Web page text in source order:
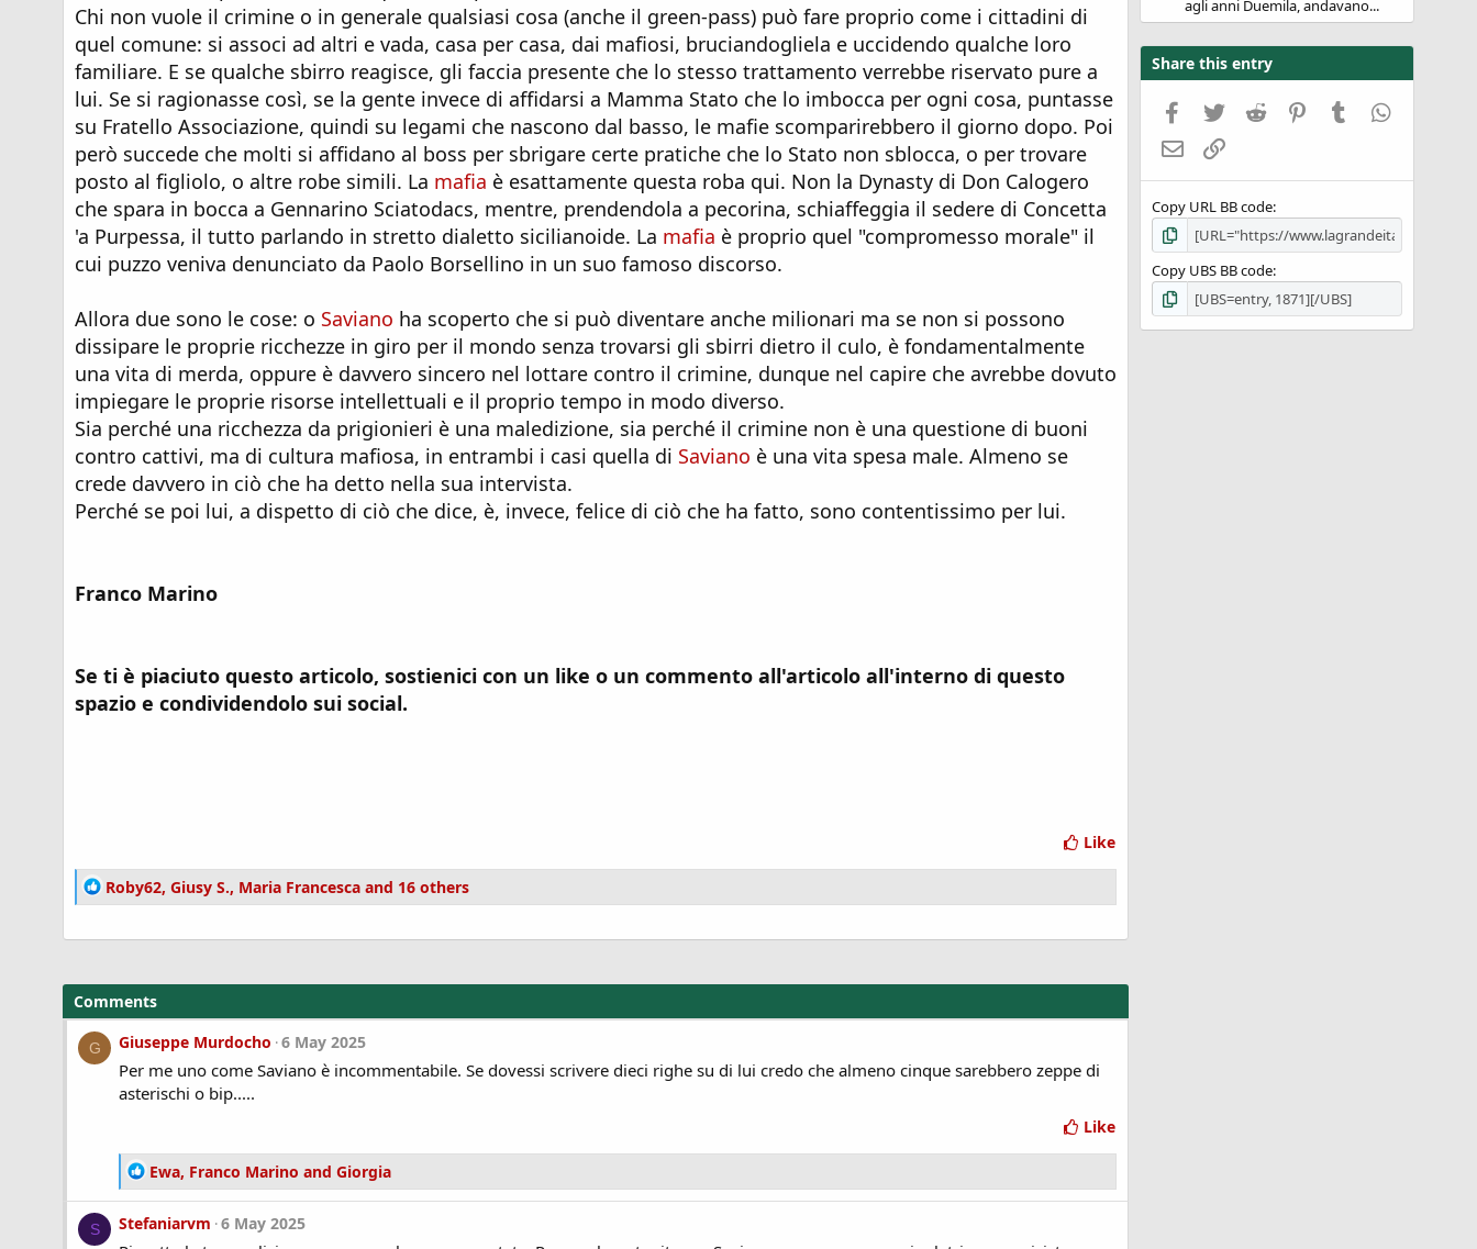
Chi non vuole il crimine o in generale qualsiasi cosa (anche il green-pass) può fare proprio come i cittadini di
quel comune: si associ ad altri e vada, casa per casa, dai mafiosi, bruciandogliela e uccidendo qualche loro
familiare. E se qualche sbirro reagisce, gli faccia presente che lo stesso trattamento verrebbe riservato pure a
lui. Se si ragionasse così, se la gente invece di affidarsi a Mamma Stato che lo imbocca per ogni cosa, puntasse
su Fratello Associazione, quindi su legami che nascono dal basso, le mafie scomparirebbero il giorno dopo. Poi
però succede che molti si affidano al boss per sbrigare certe pratiche che lo Stato non sblocca, o per trovare
posto al figliolo, o altre robe simili. La mafia è esattamente questa roba qui. Non la Dynasty di Don Calogero
che spara in bocca a Gennarino Sciatodacs, mentre, prendendola a pecorina, schiaffeggia il sedere di Concetta
'a Purpessa, il tutto parlando in stretto dialetto sicilianoide. La mafia è proprio quel "compromesso morale" il
cui puzzo veniva denunciato da Paolo Borsellino in un suo famoso discorso.
Allora due sono le cose: o Saviano ha scoperto che si può diventare anche milionari ma se non si possono
dissipare le proprie ricchezze in giro per il mondo senza trovarsi gli sbirri dietro il culo, è fondamentalmente
una vita di merda, oppure è davvero sincero nel lottare contro il crimine, dunque nel capire che avrebbe dovuto
impiegare le proprie risorse intellettuali e il proprio tempo in modo diverso.
Sia perché una ricchezza da prigionieri è una maledizione, sia perché il crimine non è una questione di buoni
contro cattivi, ma di cultura mafiosa, in entrambi i casi quella di Saviano è una vita spesa male. Almeno se
crede davvero in ciò che ha detto nella sua intervista.
Perché se poi lui, a dispetto di ciò che dice, è, invece, felice di ciò che ha fatto, sono contentissimo per lui.
Franco Marino
Se ti è piaciuto questo articolo, sostienici con un like o un commento all'articolo all'interno di questo
spazio e condividendolo sui social.
Like
R
e
i
o
n
s
Roby62, Giusy S., Maria Francesca and 16 others
Comments
G Giuseppe Murdocho 6 May 2025
Per me uno come Saviano è incommentabile. Se dovessi scrivere dieci righe su di lui credo che almeno cinque sarebbero zeppe di
asterischi o bip.....
Like
R
e
a
c
Ewa, Franco Marino and Giorgia
S Stefaniarvm 6 May 2025
agli anni Duemila, andavano...
Share this entry
Facebook
Twitter Reddit PinterestTumblr
Email
Copy URL BB code
Copy UBS BB code